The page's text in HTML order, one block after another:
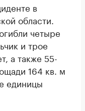
в
области.
четыре
и трое
а также 55-
164 кв. м
единицы